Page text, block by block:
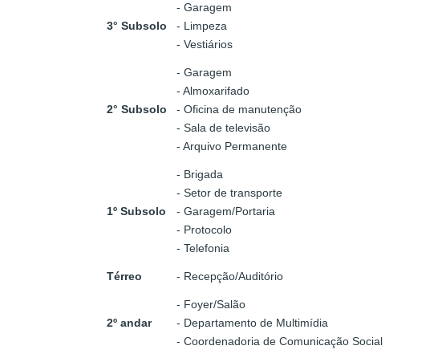
3° Subsolo
- Garagem
- Limpeza
- Vestiários
2° Subsolo
- Garagem
- Almoxarifado
- Oficina de manutenção
- Sala de televisão
- Arquivo Permanente
1º Subsolo
- Brigada
- Setor de transporte
- Garagem/Portaria
- Protocolo
- Telefonia
Térreo - Recepção/Auditório
2º andar
- Foyer/Salão
- Departamento de Multimídia
- Coordenadoria de Comunicação Social